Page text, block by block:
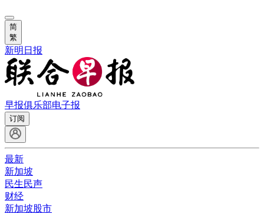
简
繁
新明日报
早报俱乐部电子报
订阅
最新
新加坡
民生民声
财经
新加坡股市